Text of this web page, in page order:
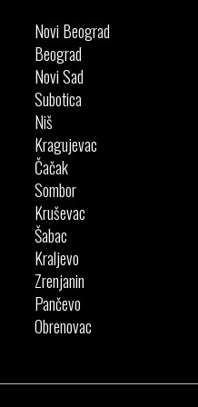
Novi Beograd
Beograd
Novi Sad
Subotica
Niš
Kragujevac
Čačak
Sombor
Kruševac
Šabac
Kraljevo
Zrenjanin
Pančevo
Obrenovac